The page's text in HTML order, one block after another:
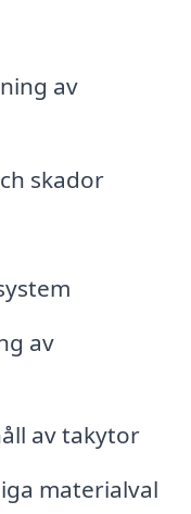
av
skador
av
av takytor
materialval